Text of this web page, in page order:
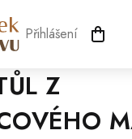
Přihlášení
Z